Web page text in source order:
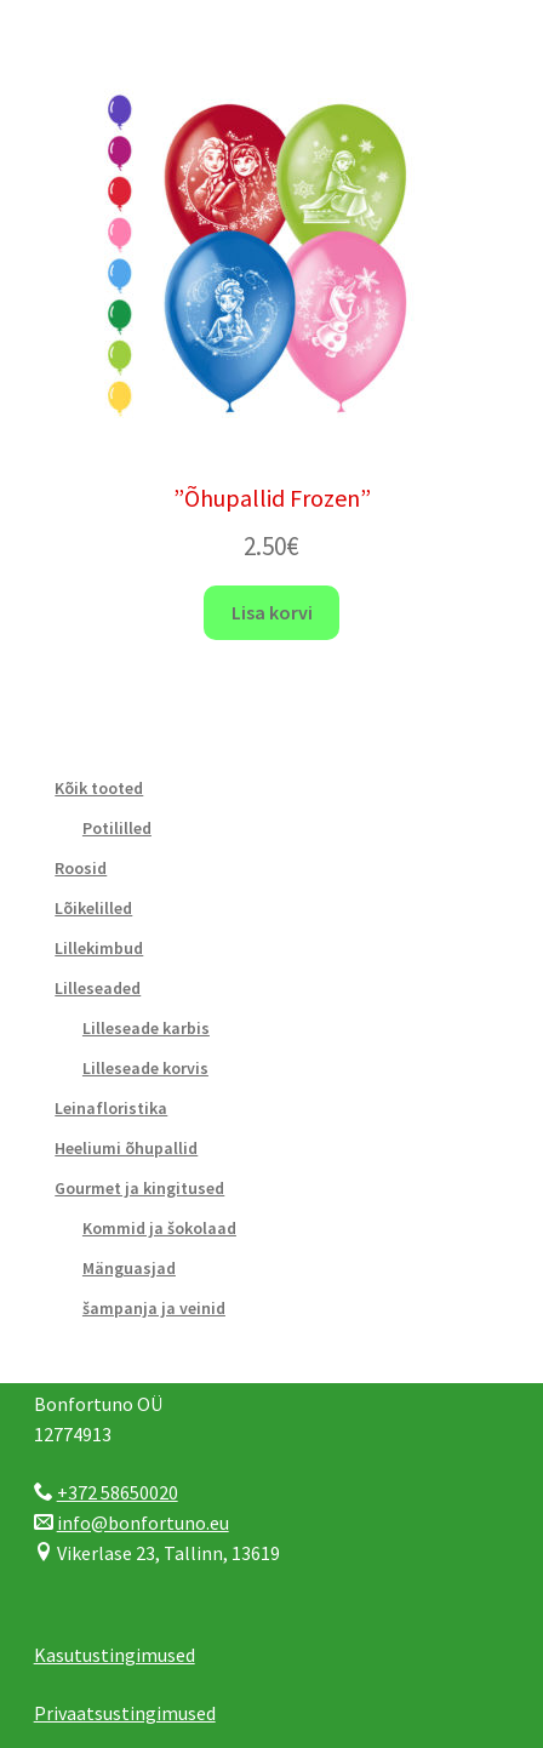
”Õhupallid Frozen”
2.50€
Lisa korvi
Kõik tooted
Potililled
Roosid
Lõikelilled
Lillekimbud
Lilleseaded
Lilleseade karbis
Lilleseade korvis
Leinafloristika
Heeliumi õhupallid
Gourmet ja kingitused
Kommid ja šokolaad
Mänguasjad
šampanja ja veinid
Bonfortuno OÜ
12774913
+372 58650020
info@bonfortuno.eu
Vikerlase 23, Tallinn, 13619
Kasutustingimused
Privaatsustingimused